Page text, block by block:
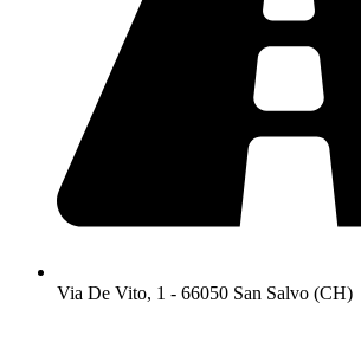
Via De Vito, 1 - 66050 San Salvo (CH)